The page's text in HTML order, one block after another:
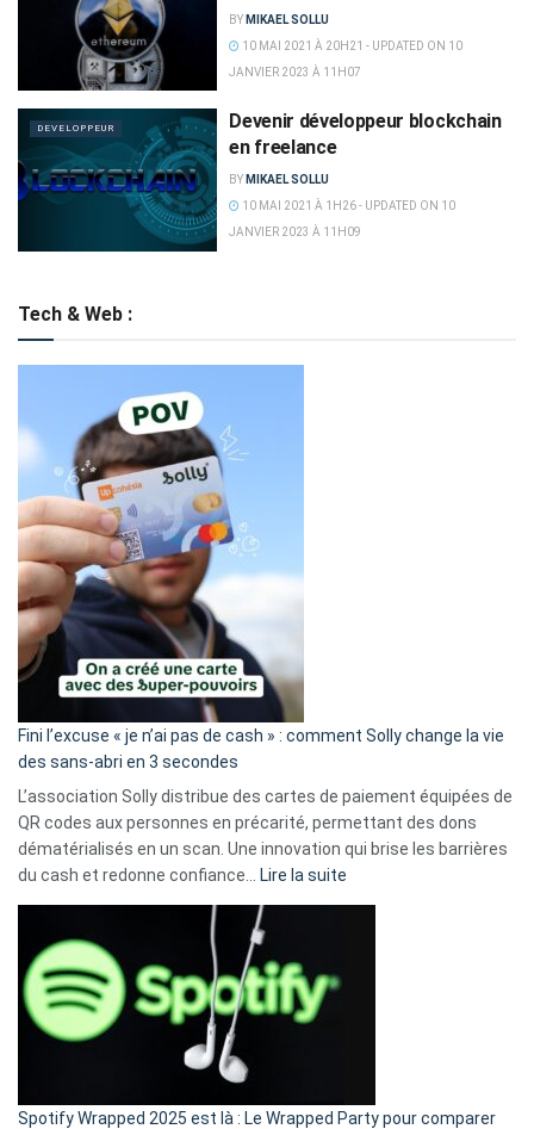
BY MIKAEL SOLLU
10 MAI 2021 À 20H21 - UPDATED ON 10
JANVIER 2023 À 11H07
DEVELOPPEUR
Devenir développeur blockchain
en freelance
BY MIKAEL SOLLU
10 MAI 2021 À 1H26 - UPDATED ON 10
JANVIER 2023 À 11H09
Tech & Web :
Fini l’excuse « je n’ai pas de cash » : comment Solly change la vie
des sans-abri en 3 secondes
L’association Solly distribue des cartes de paiement équipées de
QR codes aux personnes en précarité, permettant des dons
dématérialisés en un scan. Une innovation qui brise les barrières
du cash et redonne confiance…
Lire la suite
»
Spotify Wrapped 2025 est là : Le Wrapped Party pour comparer